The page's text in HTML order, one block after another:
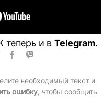
теперь и в Telegram.
необходимый текст и
ошибку, чтобы сообщить